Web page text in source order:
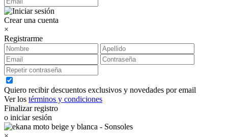
Crear una cuenta
×
Registrarme
Quiero recibir descuentos exclusivos y novedades por email
Ver los términos y condiciones
Finalizar registro
o iniciar sesión